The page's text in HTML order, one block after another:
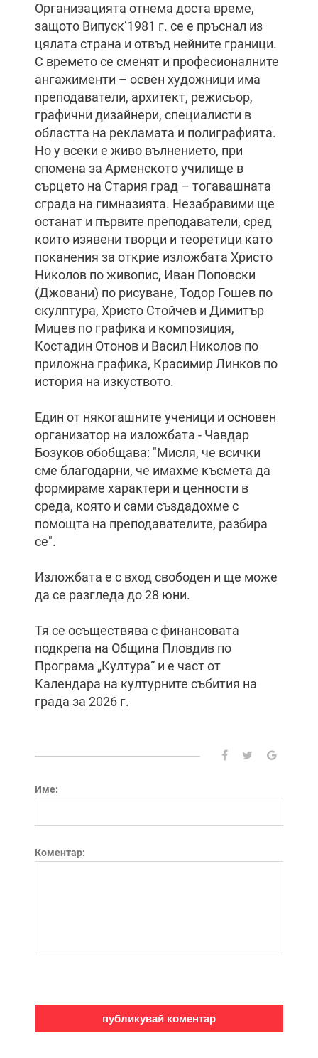
Организацията отнема доста време,
защото Випуск’1981 г. се е пръснал из
цялата страна и отвъд нейните граници.
С времето се сменят и професионалните
ангажименти – освен художници има
преподаватели, архитект, режисьор,
графични дизайнери, специалисти в
областта на рекламата и полиграфията.
Но у всеки е живо вълнението, при
спомена за Арменското училище в
сърцето на Стария град – тогавашната
сграда на гимназията. Незабравими ще
останат и първите преподаватели, сред
които изявени творци и теоретици като
поканения за открие изложбата Христо
Николов по живопис, Иван Поповски
(Джовани) по рисуване, Тодор Гошев по
скулптура, Христо Стойчев и Димитър
Мицев по графика и композиция,
Костадин Отонов и Васил Николов по
приложна графика, Красимир Линков по
история на изкуството.
Един от някогашните ученици и основен
организатор на изложбата - Чавдар
Бозуков обобщава: "Мисля, че всички
сме благодарни, че имахме късмета да
формираме характери и ценности в
среда, която и сами създадохме с
помощта на преподавателите, разбира
се".
Изложбата е с вход свободен и ще може
да се разгледа до 28 юни.
Тя се осъществява с финансовата
подкрепа на Община Пловдив по
Програма „Култура“ и е част от
Календара на културните събития на
града за 2026 г.
Име:
Коментар: